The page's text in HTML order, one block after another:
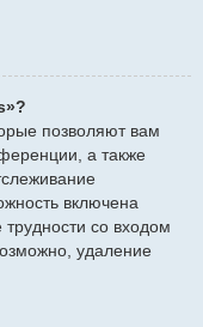
позволяют вам
а также
включена
со входом
удаление